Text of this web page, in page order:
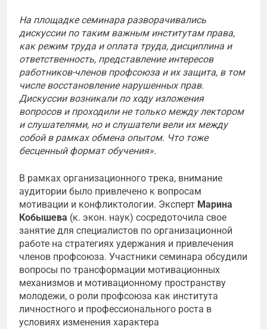
На площадке семинара разворачивались
дискуссии по таким важным институтам права,
как режим труда и оплата труда, дисциплина и
ответственность, представление интересов
работников-членов профсоюза и их защита, в том
числе восстановление нарушенных прав.
Дискуссии возникали по ходу изложения
вопросов и проходили не только между лектором
и слушателями, но и слушатели вели их между
собой в рамках обмена опытом. Что тоже
бесценный формат обучения».
В рамках организационного трека, внимание
аудитории было привлечено к вопросам
мотивации и конфликтологии. Эксперт Марина
Кобышева (к. экон. наук) сосредоточила свое
занятие для специалистов по организационной
работе на стратегиях удержания и привлечения
членов профсоюза. Участники семинара обсудили
вопросы по трансформации мотивационных
механизмов и мотивационному пространству
молодежи, о роли профсоюза как института
личностного и профессионального роста в
условиях изменения характера